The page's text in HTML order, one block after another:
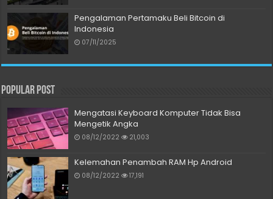
Pengalaman Pertamaku Beli Bitcoin di
Indonesia
07/11/2025
Popular Post
Mengatasi Keyboard Komputer Tidak Bisa
Mengetik Angka
08/12/2022 21,003
Kelemahan Penambah RAM Hp Android
08/12/2022 17,191